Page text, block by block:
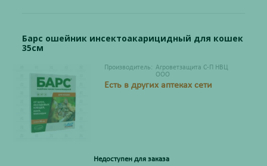
Барс ошейник инсектоакарицидный для кошек
35см
Производитель: Агроветзащита С-П НВЦ
ООО
Есть в других аптеках сети
Недоступен для заказа